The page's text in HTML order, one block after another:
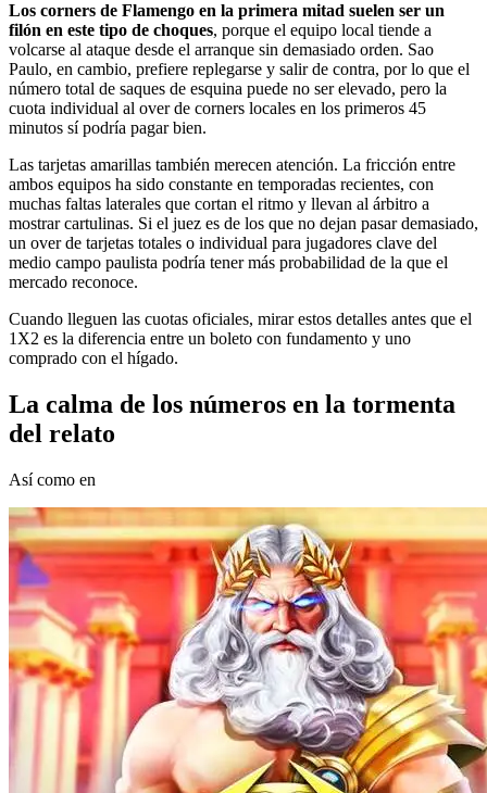
Los corners de Flamengo en la primera mitad suelen ser un
filón en este tipo de choques, porque el equipo local tiende a
volcarse al ataque desde el arranque sin demasiado orden. Sao
Paulo, en cambio, prefiere replegarse y salir de contra, por lo que el
número total de saques de esquina puede no ser elevado, pero la
cuota individual al over de corners locales en los primeros 45
minutos sí podría pagar bien.
Las tarjetas amarillas también merecen atención. La fricción entre
ambos equipos ha sido constante en temporadas recientes, con
muchas faltas laterales que cortan el ritmo y llevan al árbitro a
mostrar cartulinas. Si el juez es de los que no dejan pasar demasiado,
un over de tarjetas totales o individual para jugadores clave del
medio campo paulista podría tener más probabilidad de la que el
mercado reconoce.
Cuando lleguen las cuotas oficiales, mirar estos detalles antes que el
1X2 es la diferencia entre un boleto con fundamento y uno
comprado con el hígado.
La calma de los números en la tormenta
del relato
Así como en